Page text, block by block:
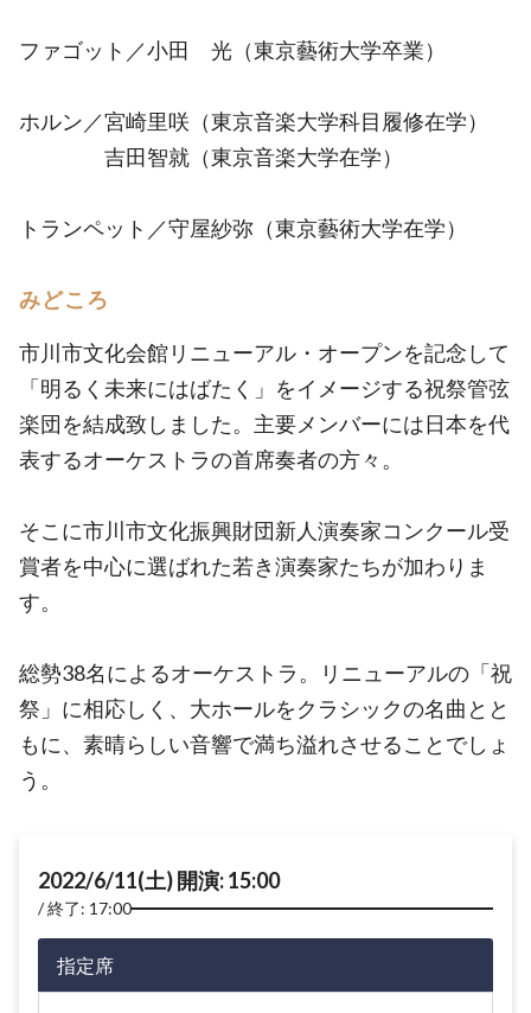
ファゴット／小田 光（東京藝術大学卒業）
ホルン／宮崎里咲（東京音楽大学科目履修在学）
吉田智就（東京音楽大学在学）
トランペット／守屋紗弥（東京藝術大学在学）
みどころ
市川市文化会館リニューアル・オープンを記念して
「明るく未来にはばたく」をイメージする祝祭管弦
楽団を結成致しました。主要メンバーには日本を代
表するオーケストラの首席奏者の方々。
そこに市川市文化振興財団新人演奏家コンクール受
賞者を中心に選ばれた若き演奏家たちが加わりま
す。
総勢38名によるオーケストラ。リニューアルの「祝
祭」に相応しく、大ホールをクラシックの名曲とと
もに、素晴らしい音響で満ち溢れさせることでしょ
う。
2022/6/11(土) 開演: 15:00
終了: 17:00
指定席